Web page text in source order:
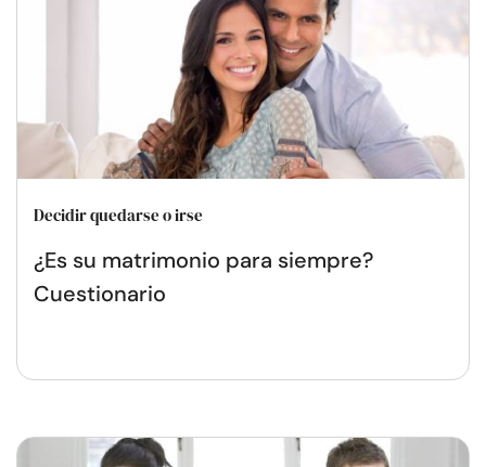
Decidir quedarse o irse
¿Es su matrimonio para siempre?
Cuestionario